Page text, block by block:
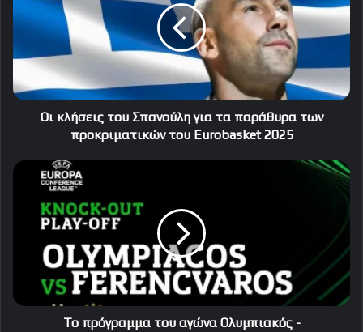
Σπανούλη
παράθυρα
των
προκριματικών
Οι κλήσεις του Σπανούλη για τα παράθυρα των
προκριματικών του Eurobasket 2025
Το
πρόγραμμα
αγώνα
Φερεντσβάρος
Το πρόγραμμα του αγώνα Ολυμπιακός -